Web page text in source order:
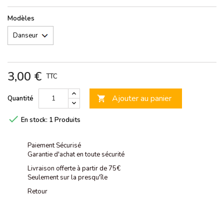
Modèles
3,00 € TTC
Quantité  Ajouter au panier
 En stock: 1 Produits
Paiement Sécurisé
Garantie d'achat en toute sécurité
Livraison offerte à partir de 75€
Seulement sur la presqu'île
Retour